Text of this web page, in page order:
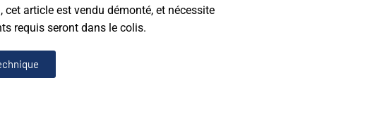
article est vendu démonté, et nécessite
requis seront dans le colis.